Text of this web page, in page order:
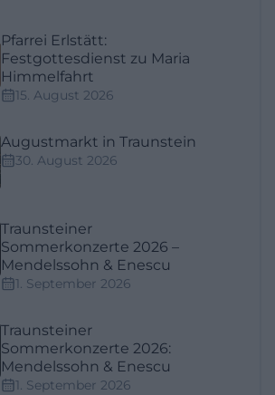
Pfarrei Erlstätt:
Festgottesdienst zu Maria
Himmelfahrt
15. August 2026
Augustmarkt in Traunstein
30. August 2026
Traunsteiner
Sommerkonzerte 2026 –
Mendelssohn & Enescu
1. September 2026
Traunsteiner
Sommerkonzerte 2026:
Mendelssohn & Enescu
1. September 2026